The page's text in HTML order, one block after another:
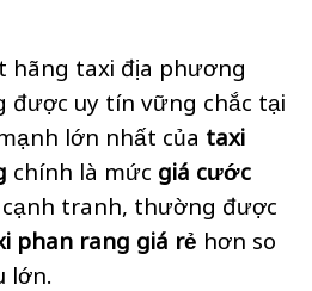
hãng taxi địa phương
được uy tín vững chắc tại
lớn nhất của taxi
chính là mức giá cước
tranh, thường được
phan rang giá rẻ hơn so
lớn.